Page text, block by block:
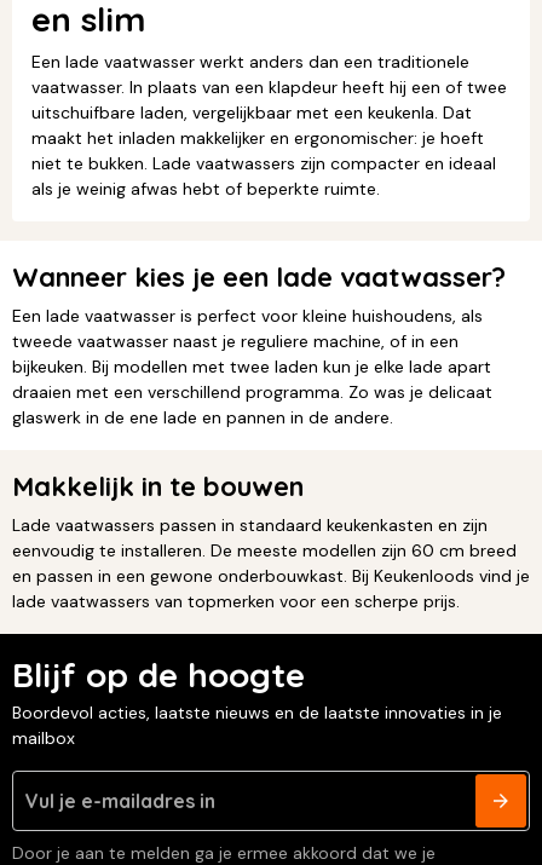
en slim
Een lade vaatwasser werkt anders dan een traditionele
vaatwasser. In plaats van een klapdeur heeft hij een of twee
uitschuifbare laden, vergelijkbaar met een keukenla. Dat
maakt het inladen makkelijker en ergonomischer: je hoeft
niet te bukken. Lade vaatwassers zijn compacter en ideaal
als je weinig afwas hebt of beperkte ruimte.
Wanneer kies je een lade vaatwasser?
Een lade vaatwasser is perfect voor kleine huishoudens, als
tweede vaatwasser naast je reguliere machine, of in een
bijkeuken. Bij modellen met twee laden kun je elke lade apart
draaien met een verschillend programma. Zo was je delicaat
glaswerk in de ene lade en pannen in de andere.
Makkelijk in te bouwen
Lade vaatwassers passen in standaard keukenkasten en zijn
eenvoudig te installeren. De meeste modellen zijn 60 cm breed
en passen in een gewone onderbouwkast. Bij Keukenloods vind je
lade vaatwassers van topmerken voor een scherpe prijs.
Blijf op de hoogte
Boordevol acties, laatste nieuws en de laatste innovaties in je
mailbox
Door je aan te melden ga je ermee akkoord dat we je